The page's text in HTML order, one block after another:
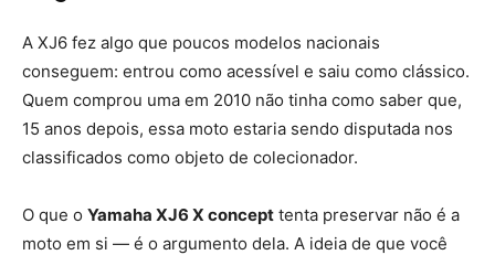
A XJ6 fez algo que poucos modelos nacionais
conseguem: entrou como acessível e saiu como clássico.
Quem comprou uma em 2010 não tinha como saber que,
15 anos depois, essa moto estaria sendo disputada nos
classificados como objeto de colecionador.
O que o Yamaha XJ6 X concept tenta preservar não é a
moto em si — é o argumento dela. A ideia de que você